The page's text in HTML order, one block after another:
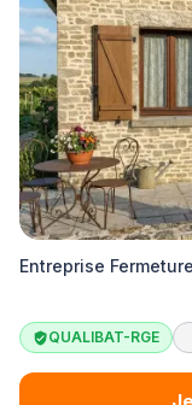
Entreprise
QUALIBAT-RGE